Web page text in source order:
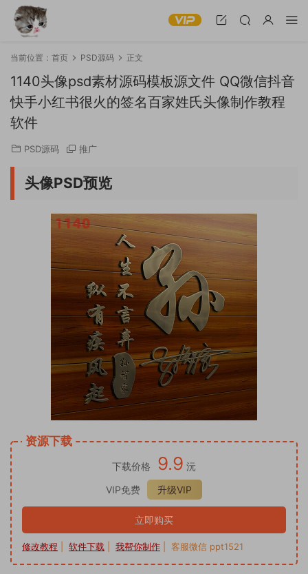
当前位置： 首页 PSD源码 正文
1140头像psd素材源码模板源文件 QQ微信抖音
快手小红书很火的签名百家姓氏头像制作教程
软件
PSD源码 推广
头像PSD预览
资源下载
下载价格 9.9 沅
VIP免费
升级VIP
立即购买
修改教程 软件下载 我帮你制作 | 客服微信 ppt1521